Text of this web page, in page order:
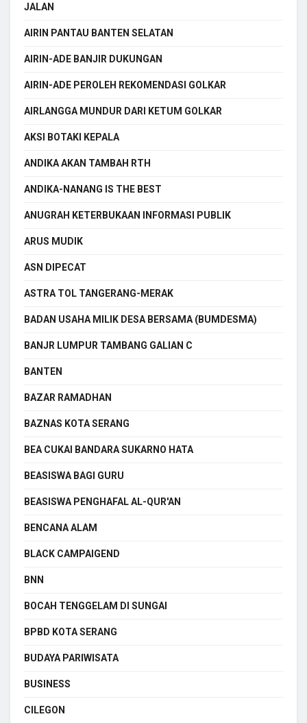
JALAN
AIRIN PANTAU BANTEN SELATAN
AIRIN-ADE BANJIR DUKUNGAN
AIRIN-ADE PEROLEH REKOMENDASI GOLKAR
AIRLANGGA MUNDUR DARI KETUM GOLKAR
AKSI BOTAKI KEPALA
ANDIKA AKAN TAMBAH RTH
ANDIKA-NANANG IS THE BEST
ANUGRAH KETERBUKAAN INFORMASI PUBLIK
ARUS MUDIK
ASN DIPECAT
ASTRA TOL TANGERANG-MERAK
BADAN USAHA MILIK DESA BERSAMA (BUMDESMA)
BANJR LUMPUR TAMBANG GALIAN C
BANTEN
BAZAR RAMADHAN
BAZNAS KOTA SERANG
BEA CUKAI BANDARA SUKARNO HATA
BEASISWA BAGI GURU
BEASISWA PENGHAFAL AL-QUR'AN
BENCANA ALAM
BLACK CAMPAIGEND
BNN
BOCAH TENGGELAM DI SUNGAI
BPBD KOTA SERANG
BUDAYA PARIWISATA
BUSINESS
CILEGON